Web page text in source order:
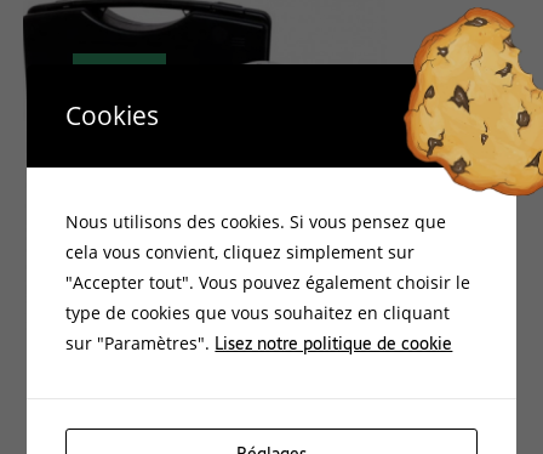
PROMO !
Cookies
Nous utilisons des cookies. Si vous pensez que
cela vous convient, cliquez simplement sur
"Accepter tout". Vous pouvez également choisir le
type de cookies que vous souhaitez en cliquant
sur "Paramètres". Lisez notre politique de cookie